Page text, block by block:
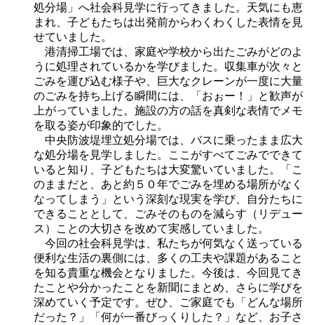
処分場」へ社会科見学に行ってきました。天気にも恵
まれ、子どもたちは出発前からわくわくした表情を見
せていました。
港清掃工場では、家庭や学校から出たごみがどのよ
うに処理されているかを学びました。収集車が次々と
ごみを運び込む様子や、巨大なクレーンが一度に大量
のごみを持ち上げる瞬間には、「おぉー！」と歓声が
上がっていました。施設の方の話を真剣な表情でメモ
を取る姿が印象的でした。
中央防波堤埋立処分場では、バスに乗ったまま広大
な処分場を見学しました。ここがすべてごみでできて
いると知り、子どもたちは大変驚いていました。「こ
のままだと、あと約５０年でごみを埋める場所がなく
なってしまう」という深刻な現実を学び、自分たちに
できることとして、ごみそのものを減らす（リデュー
ス）ことの大切さを改めて実感していました。
今回の社会科見学は、私たちが何気なく送っている
便利な生活の裏側には、多くの工夫や課題があること
を知る貴重な機会となりました。今後は、今回見てき
たことや分かったことを新聞にまとめ、さらに学びを
深めていく予定です。ぜひ、ご家庭でも「どんな場所
だった？」「何が一番びっくりした？」など、お子さ